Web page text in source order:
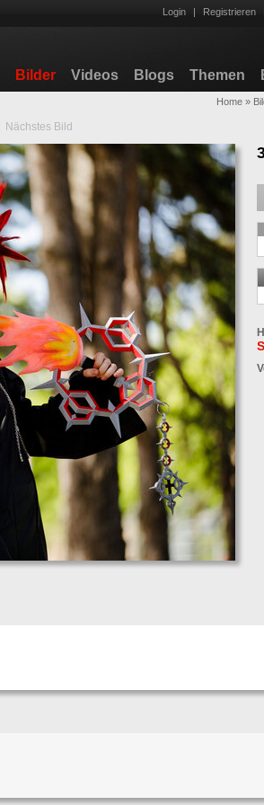
Login | Registrieren
Bilder Videos Blogs Themen
Home »
Nächstes Bild